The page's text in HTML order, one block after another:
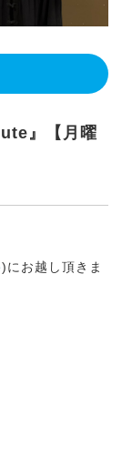
』【月曜
)にお越し頂きま